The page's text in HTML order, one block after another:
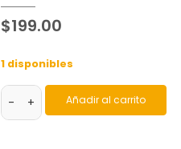
$199.00
1 disponibles
- + Añadir al carrito